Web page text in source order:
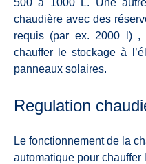
500 à 1000 L. Une
chaudière avec des
requis (par ex. 2000 l) ,
chauffer le stockage à
panneaux solaires.
Regulation
Le fonctionnement de la
automatique pour chauffer